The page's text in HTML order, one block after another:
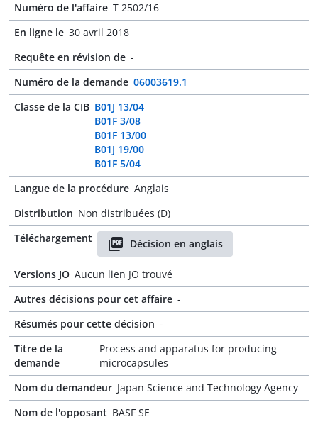
Numéro de l'affaire T 2502/16
En ligne le 30 avril 2018
Requête en révision de -
Numéro de la demande 06003619.1
Classe de la CIB B01J 13/04
B01F 3/08
B01F 13/00
B01J 19/00
B01F 5/04
Langue de la procédure Anglais
Distribution Non distribuées (D)
Téléchargement
Décision en anglais
Versions JO Aucun lien JO trouvé
Autres décisions pour cet affaire -
Résumés pour cette décision -
Titre de la
demande
Process and apparatus for producing
microcapsules
Nom du demandeur Japan Science and Technology Agency
Nom de l'opposant BASF SE